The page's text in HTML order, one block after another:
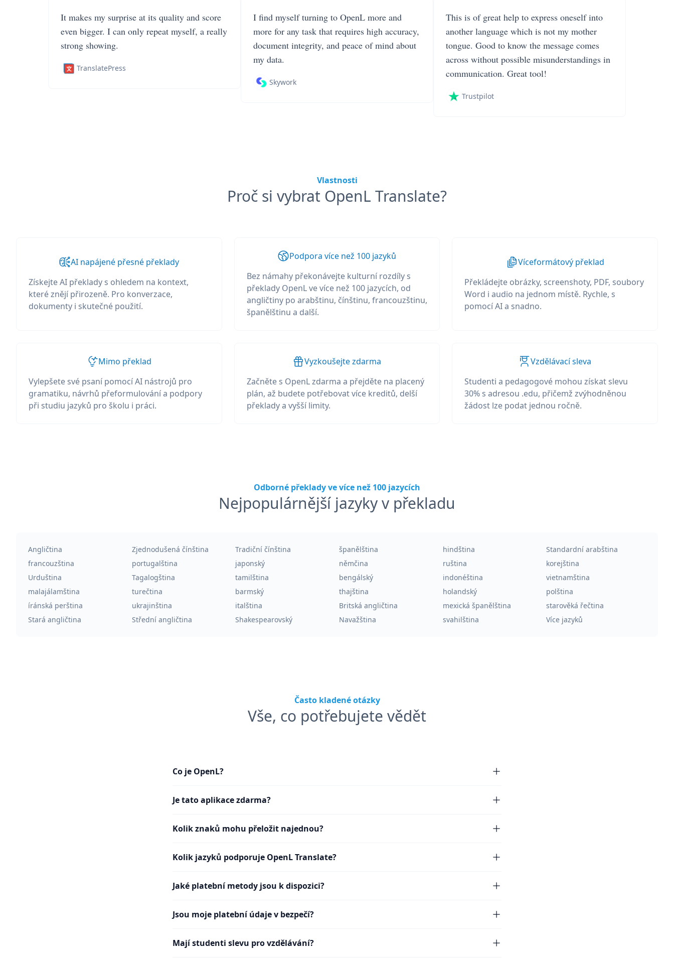
It makes my surprise at its quality and score
even bigger. I can only repeat myself, a really
strong showing.
TranslatePress
I find myself turning to OpenL more and
more for any task that requires high accuracy,
document integrity, and peace of mind about
my data.
Skywork
This is of great help to express oneself into
another language which is not my mother
tongue. Good to know the message comes
across without possible misunderstandings in
communication. Great tool!
Trustpilot
Vlastnosti
Proč si vybrat OpenL Translate?
AI napájené přesné překlady
Získejte AI překlady s ohledem na kontext,
které znějí přirozeně. Pro konverzace,
dokumenty i skutečné použití.
Podpora více než 100 jazyků
Bez námahy překonávejte kulturní rozdíly s
překlady OpenL ve více než 100 jazycích, od
angličtiny po arabštinu, čínštinu, francouzštinu,
španělštinu a další.
Víceformátový překlad
Překládejte obrázky, screenshoty, PDF, soubory
Word i audio na jednom místě. Rychle, s
pomocí AI a snadno.
Mimo překlad
Vylepšete své psaní pomocí AI nástrojů pro
gramatiku, návrhů přeformulování a podpory
při studiu jazyků pro školu i práci.
Vyzkoušejte zdarma
Začněte s OpenL zdarma a přejděte na placený
plán, až budete potřebovat více kreditů, delší
překlady a vyšší limity.
Vzdělávací sleva
Studenti a pedagogové mohou získat slevu
30% s adresou .edu, přičemž zvýhodněnou
žádost lze podat jednou ročně.
Odborné překlady ve více než 100 jazycích
Nejpopulárnější jazyky v překladu
Angličtina Zjednodušená čínština Tradiční čínština španělština hindština
Standardní arabština
francouzština
portugalština japonský němčina ruština
korejština
Urduština
Tagalogština tamilština bengálský indonéština
vietnamština
malajálamština
turečtina barmský thajština holandský
polština
íránská perština
ukrajinština italština Britská angličtina mexická španělština
starověká řečtina
Stará angličtina
Střední angličtina Shakespearovský Navažština svahilština Více jazyků
Často kladené otázky
Vše, co potřebujete vědět
Co je OpenL?
Je tato aplikace zdarma?
Kolik znaků mohu přeložit najednou?
Kolik jazyků podporuje OpenL Translate?
Jaké platební metody jsou k dispozici?
Jsou moje platební údaje v bezpečí?
Mají studenti slevu pro vzdělávání?